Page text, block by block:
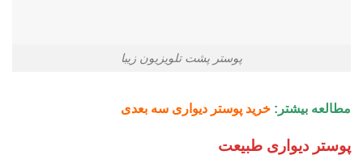
پوستر پشت تلویزیون زیبا
مطالعه بیشتر: خرید پوستر دیواری سه بعدی
پوستر دیواری طبیعت